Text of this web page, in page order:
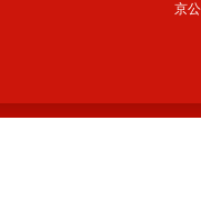
京